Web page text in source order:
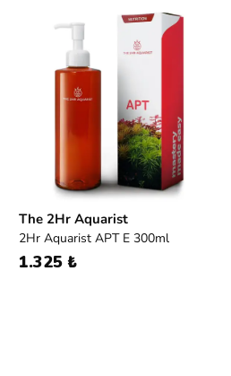
The 2Hr Aquarist
2Hr Aquarist APT E 300ml
1.325 ₺